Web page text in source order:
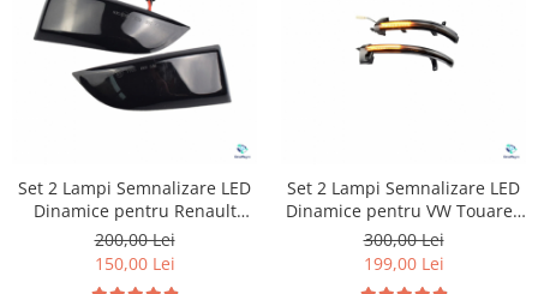
Set 2 Lampi Semnalizare LED
Dinamice pentru Renault
Megane MK3
200,00 Lei
150,00 Lei
Set 2 Lampi Semnalizare LED
Dinamice pentru VW Touareg
II
300,00 Lei
199,00 Lei